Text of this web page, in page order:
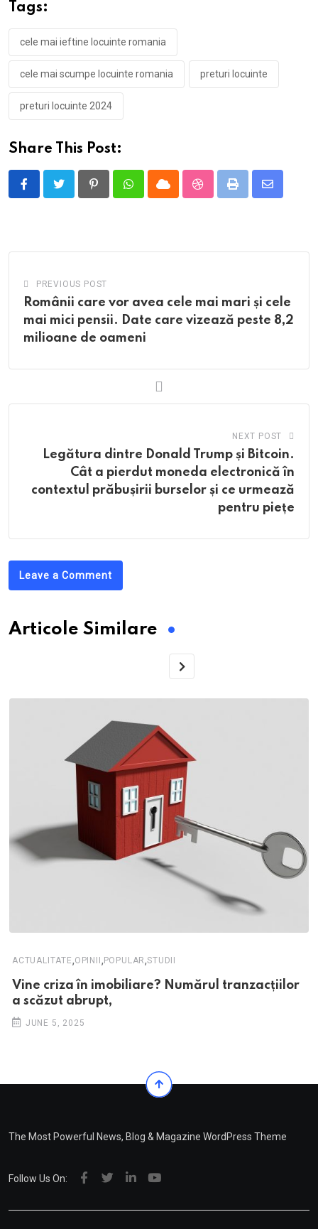
Tags:
cele mai ieftine locuinte romania
cele mai scumpe locuinte romania preturi locuinte
preturi locuinte 2024
Share This Post:
PinterestWhatsappCloud StumbleUpon
Print
Share
PREVIOUS POST
Românii care vor avea cele mai mari și cele
mai mici pensii. Date care vizează peste 8,2
milioane de oameni
NEXT POST
Legătura dintre Donald Trump și Bitcoin.
Cât a pierdut moneda electronică în
contextul prăbușirii burselor și ce urmează
pentru piețe
Leave a Comment
Articole Similare
ACTUALITATE,OPINII , POPULAR,STUDII
Vine criza în imobiliare? Numărul tranzacțiilor
a scăzut abrupt,
JUNE 5, 2025
The Most Powerful News, Blog & Magazine WordPress Theme
Follow Us On: